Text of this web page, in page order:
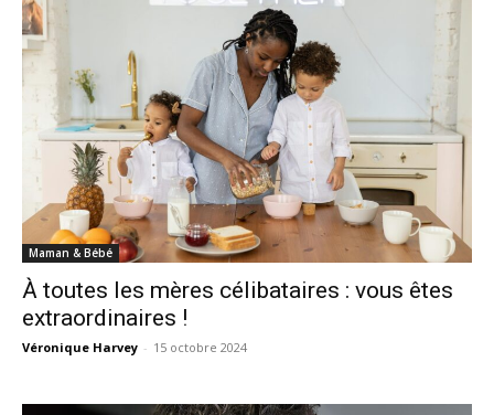
Maman & Bébé
À toutes les mères célibataires : vous êtes
extraordinaires !
Véronique Harvey - 15 octobre 2024